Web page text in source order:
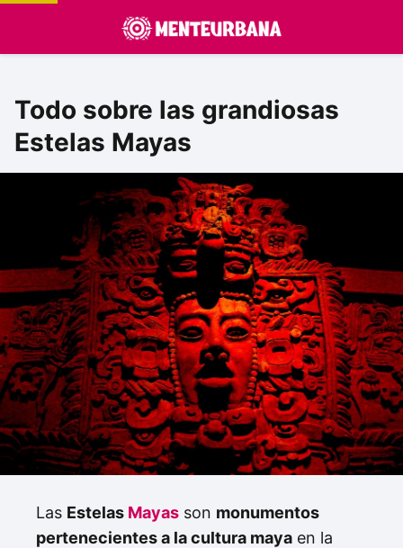
Todo sobre las grandiosas
Estelas Mayas
Las Estelas Mayas son monumentos
pertenecientes a la cultura maya en la